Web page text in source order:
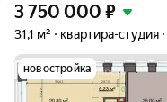
3 750 000 ₽
31,1 м² квартира-студия
новостройка